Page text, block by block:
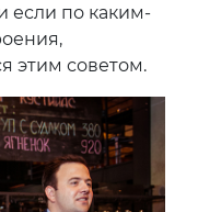
если по каким-
этим советом.